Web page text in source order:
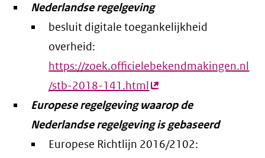
Nederlandse regelgeving
besluit digitale toegankelijkheid
overheid:
https://zoek.officielebekendmakingen.nl
/stb-2018-141.html(externe
link)
Europese regelgeving waarop de
Nederlandse regelgeving is gebaseerd
Europese Richtlijn 2016/2102: